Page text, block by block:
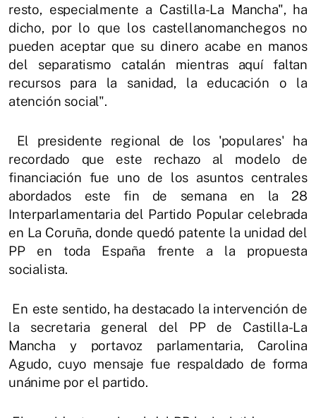
resto, especialmente a Castilla-La Mancha", ha
dicho, por lo que los castellanomanchegos no
pueden aceptar que su dinero acabe en manos
del separatismo catalán mientras aquí faltan
recursos para la sanidad, la educación o la
atención social".
El presidente regional de los 'populares' ha
recordado que este rechazo al modelo de
financiación fue uno de los asuntos centrales
abordados este fin de semana en la 28
Interparlamentaria del Partido Popular celebrada
en La Coruña, donde quedó patente la unidad del
PP en toda España frente a la propuesta
socialista.
En este sentido, ha destacado la intervención de
la secretaria general del PP de Castilla-La
Mancha y portavoz parlamentaria, Carolina
Agudo, cuyo mensaje fue respaldado de forma
unánime por el partido.